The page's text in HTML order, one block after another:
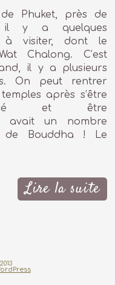
Phuket, près de
il y a quelques
à visiter, dont le
Chalong. C’est
il y a plusieurs
On peut rentrer
après s’être
et être
avait un nombre
de Bouddha ! Le
Lire la suite